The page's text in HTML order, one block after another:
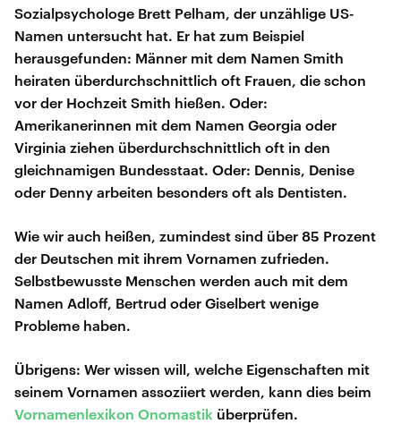
Sozialpsychologe Brett Pelham, der unzählige US-
Namen untersucht hat. Er hat zum Beispiel
herausgefunden: Männer mit dem Namen Smith
heiraten überdurchschnittlich oft Frauen, die schon
vor der Hochzeit Smith hießen. Oder:
Amerikanerinnen mit dem Namen Georgia oder
Virginia ziehen überdurchschnittlich oft in den
gleichnamigen Bundesstaat. Oder: Dennis, Denise
oder Denny arbeiten besonders oft als Dentisten.
Wie wir auch heißen, zumindest sind über 85 Prozent
der Deutschen mit ihrem Vornamen zufrieden.
Selbstbewusste Menschen werden auch mit dem
Namen Adloff, Bertrud oder Giselbert wenige
Probleme haben.
Übrigens: Wer wissen will, welche Eigenschaften mit
seinem Vornamen assoziiert werden, kann dies beim
Vornamenlexikon Onomastik überprüfen.